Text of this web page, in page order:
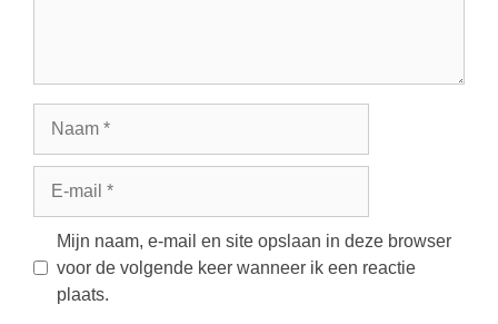
Mijn naam, e-mail en site opslaan in deze browser
voor de volgende keer wanneer ik een reactie
plaats.